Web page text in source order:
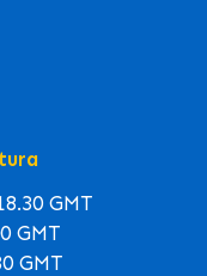
GMT
GMT
GMT